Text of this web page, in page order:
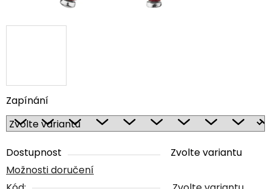
Zapínání
Dostupnost
Zvolte variantu
Možnosti doručení